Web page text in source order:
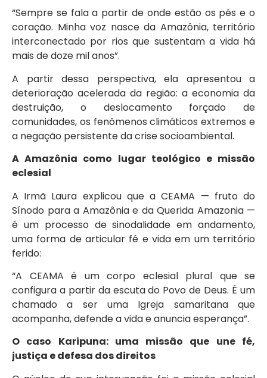
“Sempre se fala a partir de onde estão os pés e o
coração. Minha voz nasce da Amazônia, território
interconectado por rios que sustentam a vida há
mais de doze mil anos”.
A partir dessa perspectiva, ela apresentou a
deterioração acelerada da região: a economia da
destruição, o deslocamento forçado de
comunidades, os fenômenos climáticos extremos e
a negação persistente da crise socioambiental.
A Amazônia como lugar teológico e missão
eclesial
A Irmã Laura explicou que a CEAMA — fruto do
Sínodo para a Amazônia e da Querida Amazonia —
é um processo de sinodalidade em andamento,
uma forma de articular fé e vida em um território
ferido:
“A CEAMA é um corpo eclesial plural que se
configura a partir da escuta do Povo de Deus. É um
chamado a ser uma Igreja samaritana que
acompanha, defende a vida e anuncia esperança”.
O caso Karipuna: uma missão que une fé,
justiça e defesa dos direitos